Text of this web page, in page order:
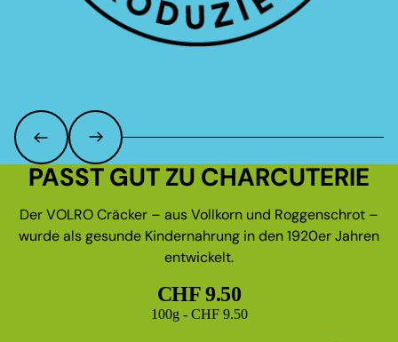
PASST GUT ZU CHARCUTERIE
Der VOLRO Cräcker – aus Vollkorn und Roggenschrot –
wurde als gesunde Kindernahrung in den 1920er Jahren
entwickelt.
CHF 9.50
Grundpreis
100g - CHF 9.50